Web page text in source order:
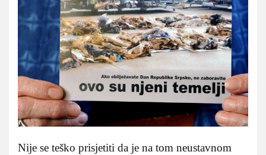
Nije se teško prisjetiti da je na tom neustavnom